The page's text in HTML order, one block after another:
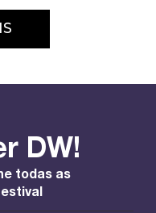
DW!
todas as